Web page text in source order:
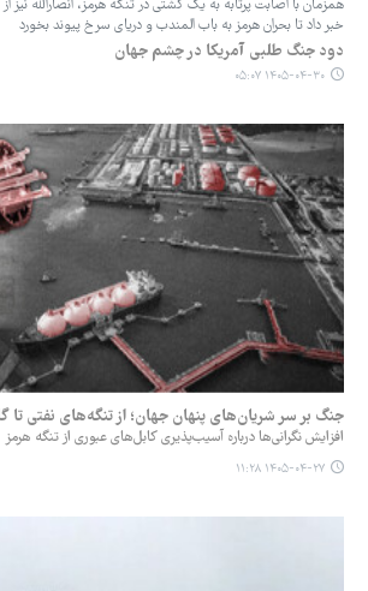
همزمان با اصابت پرتابه به یک کشتی در تنگه هرمز، انصارالله نیز
خبر داد تا بحران هرمز به باب المندب و دریای سرخ پیوند بخورد
دود جنگ طلبی آمریکا در چشم جهان
۱۴۰۵-۰۴-۳۰ ۰۵:۰۷
جنگ بر سر شریان‌های پنهان جهان؛ از تنگه‌های نفتی تا
افزایش نگرانی‌ها درباره آسیب‌پذیری کابل‌های عبوری از تنگه هرمز
۱۴۰۵-۰۴-۲۷ ۱۱:۲۸